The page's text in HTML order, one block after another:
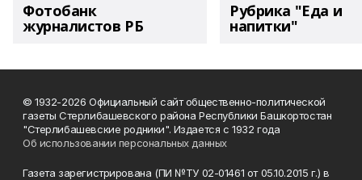
Фотобанк
журналистов РБ
Рубрика "Еда и
напитки"
© 1932-2026 Официальный сайт общественно-политической
газеты Стерлибашевского района Республики Башкортостан
"Стерлибашевские родники". Издается с 1932 года
Об использовании персональных данных
Газета зарегистрирована (ПИ №ТУ 02-01461 от 05.10.2015 г.) в